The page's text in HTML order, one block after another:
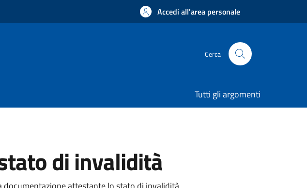
Accedi all'area personale
Cerca
Tutti gli argomenti
di invalidità